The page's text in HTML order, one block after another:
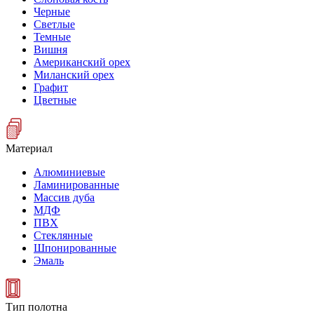
Черные
Светлые
Темные
Вишня
Американский орех
Миланский орех
Графит
Цветные
Материал
Алюминиевые
Ламинированные
Массив дуба
МДФ
ПВХ
Стеклянные
Шпонированные
Эмаль
Тип полотна